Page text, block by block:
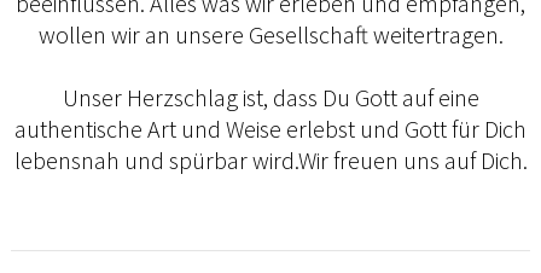
wollen wir an unsere Gesellschaft weitertragen.
Unser Herzschlag ist, dass Du Gott auf eine
authentische Art und Weise erlebst und Gott für Dich
lebensnah und spürbar wird.Wir freuen uns auf Dich.